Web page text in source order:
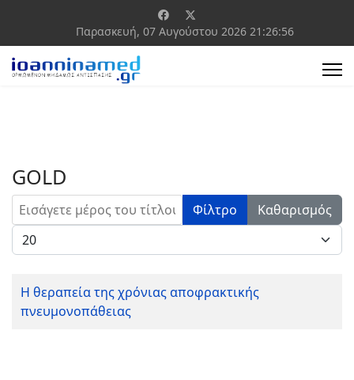
Παρασκευή, 07 Αυγούστου 2026 21:26:56
GOLD
Εισάγετε μέρος του τίτλου. Φίλτρο
Καθαρισμός
Εμφάνιση #
Η θεραπεία της χρόνιας αποφρακτικής
πνευμονοπάθειας